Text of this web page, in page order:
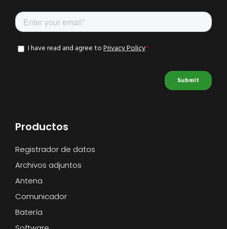
Productos
Registrador de datos
Archivos adjuntos
Antena
Comunicador
Batería